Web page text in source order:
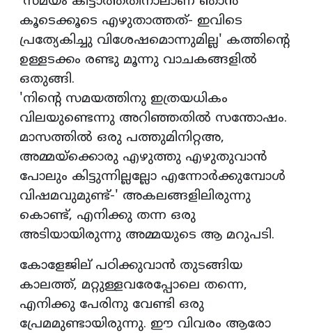
കൂടെക്കൂടെ എഴുതാത്തത്- ഇവിടെ
പ്രത്യേകിച്ചു വിശേഷമൊന്നുമില്ല' കത്തിന്റെ
ഉള്ളടക്കം രണ്ടു മൂന്നു വാചകങ്ങളില്‍
ഒതുങ്ങി.
'നിന്റെ സമയത്തിനു ഇത്രയധികം
വിലയുണ്ടെന്നു അറിഞ്ഞതില്‍ സന്തോഷം.
മാസത്തില്‍ ഒരു പത്തുമിനിറ്റഅ,
അമ്മയ്‌ക്കൊരു എഴുത്തു എഴുതുവാന്‍
പോലും കിട്ടുന്നില്ലല്ലോ എന്നോര്‍ക്കുമ്പോള്‍
വിഷമവുമുണ്ട്-' അകലങ്ങളിലിരുന്നു
കൊണ്ട്, എനിക്കു തന്ന ഒരു
അടിയായിരുന്നു അമ്മയുടെ ആ മറുപടി.
കോളേജില് പഠിക്കുവാന്‍ തുടങ്ങിയ
കാലത്ത്, മറ്റുള്ളവരേപ്പോലെ തന്നെ,
എനിക്കു പേരിനു വേണ്ടി ഒരു
പ്രേമമുണ്ടായിരുന്നു. ഈ വിവരം ആരോ